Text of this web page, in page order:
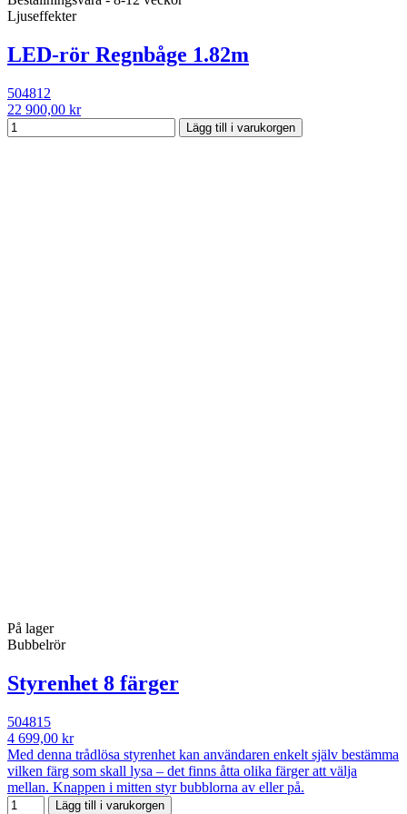
Ljuseffekter
LED-rör Regnbåge 1.82m
504812
22 900,00 kr
Lägg till i varukorgen
På lager
Bubbelrör
Styrenhet 8 färger
504815
4 699,00 kr
Med denna trådlösa styrenhet kan användaren enkelt själv bestämma
vilken färg som skall lysa – det finns åtta olika färger att välja
mellan. Knappen i mitten styr bubblorna av eller på.
Lägg till i varukorgen